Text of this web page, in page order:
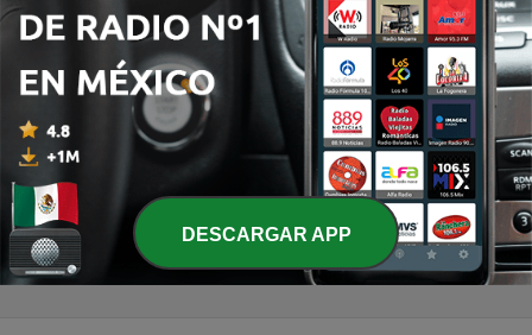
03 sep. 2020
2 - Reflexiones temporada 1
03 ago. 2020
- Las Gruperas Del Ayer (Trailer)
24 jul. 2020 DESCARGAR APP